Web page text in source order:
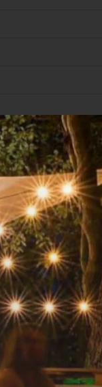
en rooster
met
voeg de rauwe
te houden.